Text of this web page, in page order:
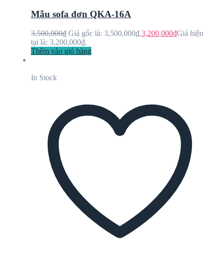
Mẫu sofa đơn QKA-16A
3,500,000₫ Giá gốc là: 3,500,000₫.3,200,000₫Giá hiện
tại là: 3,200,000₫.
Thêm vào giỏ hàng
In Stock